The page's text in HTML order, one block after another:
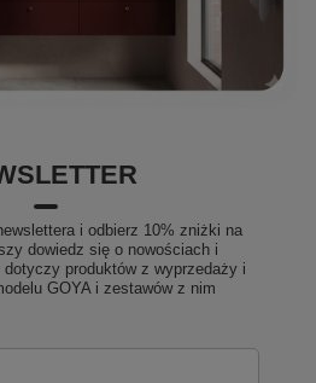
i odbierz 10% zniżki na
dowiedz się o nowościach i
produktów z wyprzedaży i
GOYA i zestawów z nim